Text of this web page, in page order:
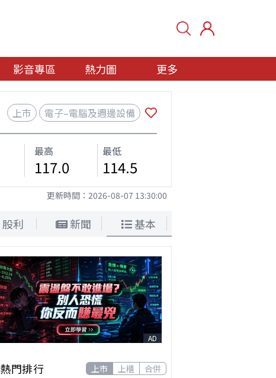
影音專區 熱力圖 更多
上市 電子–電腦及週邊設備
最高
117.0
最低
114.5
更新時間： 2026-08-07 13:30:00
股利 新聞 基本
AD
熱門排行 上市 上櫃 合併